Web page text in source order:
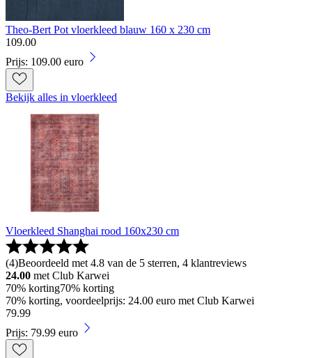
Theo-Bert Pot vloerkleed blauw 160 x 230 cm
109.00
Prijs: 109.00 euro
Bekijk alles in vloerkleed
Vloerkleed Shanghai rood 160x230 cm
(4)Beoordeeld met 4.8 van de 5 sterren, 4 klantreviews
24.00 met Club Karwei
70% korting70% korting
70% korting, voordeelprijs: 24.00 euro met Club Karwei
79.99
Prijs: 79.99 euro